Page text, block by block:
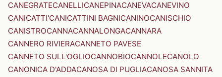
CANEGRATECANELLICANEPINACANEVACANEVINO
CANICATTI'CANICATTINI BAGNICANINOCANISCHIO
CANISTROCANNACANNALONGACANNARA
CANNERO RIVIERACANNETO PAVESE
CANNETO SULL'OGLIOCANNOBIOCANNOLECANOLO
CANONICA D'ADDACANOSA DI PUGLIACANOSA SANNITA